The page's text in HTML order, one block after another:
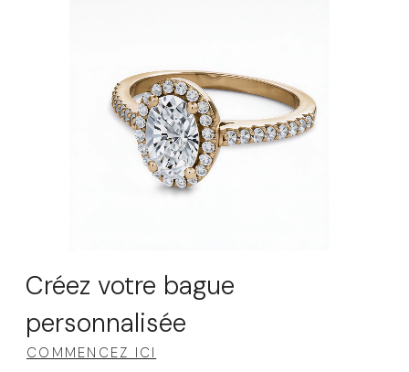
Créez votre bague
personnalisée
COMMENCEZ ICI